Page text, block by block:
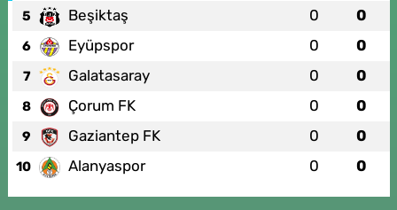
5 Beşiktaş 0 0
6 Eyüpspor 0 0
7 Galatasaray 0 0
8 Çorum FK 0 0
9 Gaziantep FK 0 0
10 Alanyaspor 0 0